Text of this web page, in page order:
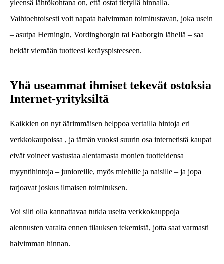
yleensä lähtökohtana on, että ostat tietyllä hinnalla.
Vaihtoehtoisesti voit napata halvimman toimitustavan, joka usein
– asutpa Herningin, Vordingborgin tai Faaborgin lähellä – saa
heidät viemään tuotteesi keräyspisteeseen.
Yhä useammat ihmiset tekevät ostoksia
Internet-yrityksiltä
Kaikkien on nyt äärimmäisen helppoa vertailla hintoja eri
verkkokaupoissa , ja tämän vuoksi suurin osa internetistä kaupat
eivät voineet vastustaa alentamasta monien tuotteidensa
myyntihintoja – junioreille, myös miehille ja naisille – ja jopa
tarjoavat joskus ilmaisen toimituksen.
Voi silti olla kannattavaa tutkia useita verkkokauppoja
alennusten varalta ennen tilauksen tekemistä, jotta saat varmasti
halvimman hinnan.